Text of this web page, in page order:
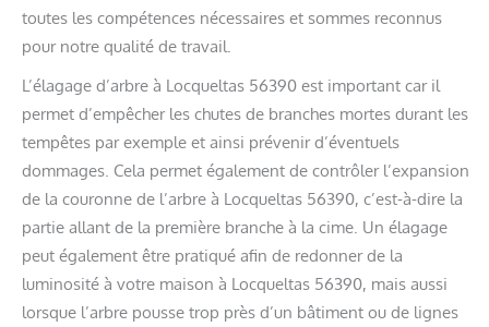
toutes les compétences nécessaires et sommes reconnus
pour notre qualité de travail.
L’élagage d’arbre à Locqueltas 56390 est important car il
permet d’empêcher les chutes de branches mortes durant les
tempêtes par exemple et ainsi prévenir d’éventuels
dommages. Cela permet également de contrôler l’expansion
de la couronne de l’arbre à Locqueltas 56390, c’est-à-dire la
partie allant de la première branche à la cime. Un élagage
peut également être pratiqué afin de redonner de la
luminosité à votre maison à Locqueltas 56390, mais aussi
lorsque l’arbre pousse trop près d’un bâtiment ou de lignes